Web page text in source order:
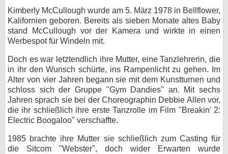
Kimberly McCullough wurde am 5. März 1978 in Bellflower,
Kalifornien geboren. Bereits als sieben Monate altes Baby
stand McCullough vor der Kamera und wirkte in einen
Werbespot für Windeln mit.
Doch es war letztendlich ihre Mutter, eine Tanzlehrerin, die
in ihr den Wunsch schürte, ins Rampenlicht zu gehen. Im
Alter von vier Jahren begann sie mit dem Kunstturnen und
schloss sich der Gruppe "Gym Dandies" an. Mit sechs
Jahren sprach sie bei der Choreographin Debbie Allen vor,
die ihr schließlich ihre erste Tanzrolle im Film "Breakin' 2:
Electric Boogaloo" verschaffte.
1985 brachte ihre Mutter sie schließlich zum Casting für
die Sitcom "Webster", doch wider Erwarten wurde
KULTUR
Specials
SERVICE
Gewinnspiele
Forum
bei X